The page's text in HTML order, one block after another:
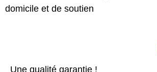
domicile et de soutien
Une qualité garantie !